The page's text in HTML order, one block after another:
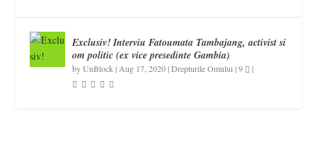
Exclusiv! Interviu Fatoumata Tambajang, activist si
om politic (ex vice presedinte Gambia)
byUnBlock | Aug 17, 2020|Drepturile Omului |9 |